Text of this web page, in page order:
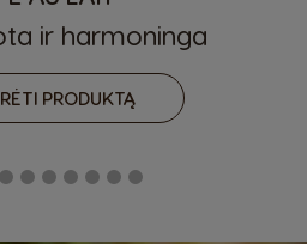
ir harmoninga
PRODUKTĄ